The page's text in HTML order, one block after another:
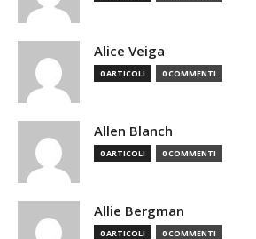
Alice Veiga
0 ARTICOLI 0 COMMENTI
Allen Blanch
0 ARTICOLI 0 COMMENTI
Allie Bergman
0 ARTICOLI 0 COMMENTI